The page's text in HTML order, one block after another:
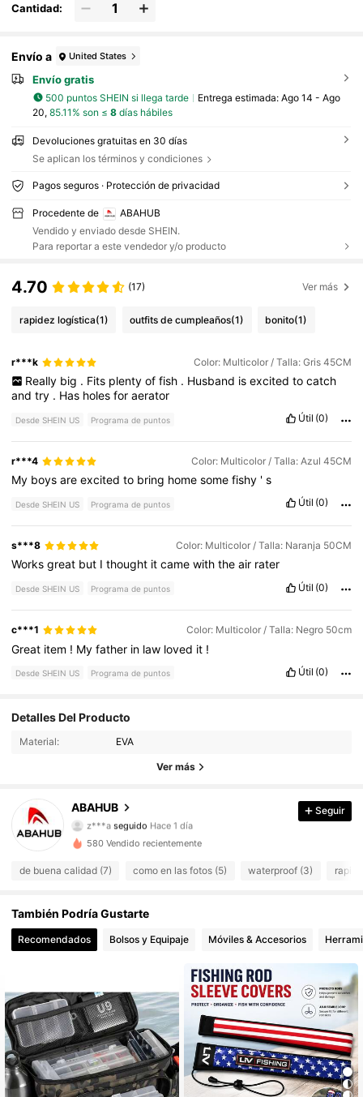
Cantidad:
Envío a United States
Envío gratis
500 puntos SHEIN si llega tarde Entrega estimada: Ago 14 - Ago
20, 85.11% son ≤ 8días hábiles
Devoluciones gratuitas en 30 días
Se aplican los términos y condiciones
Pagos seguros · Protección de privacidad
Procedente de
ABAHUB
Vendido y enviado desde SHEIN.
Para reportar a este vendedor y/o producto
4.70 (17) Ver más
rapidez logística(1) outfits de cumpleaños(1) bonito(1)
r***k Color: Multicolor / Talla: Gris 45CM
Really big . Fits plenty of fish . Husband is excited to catch
andtry . Has holesforaerator
Desde SHEIN US Programa de puntos Útil (0)
r***4 Color: Multicolor / Talla: Azul 45CM
My boysareexcitedto bring homesomefishy 's
Desde SHEIN US Programa de puntos Útil (0)
s***8 Color: Multicolor / Talla: Naranja 50CM
Worksgreat but Ithought itcamewiththeair rater
Desde SHEIN US Programa de puntos Útil (0)
c***1 Color: Multicolor / Talla: Negro 50cm
Great item ! Myfather in law loved it !
Desde SHEIN US Programa de puntos Útil (0)
Detalles Del Producto
Material: EVA
Ver más
ABAHUB
4.93 144 Seguidores
144 Seguidores
4.93
z***a seguido Hace 1 día
4.93
4.93 144 Seguidores
4.93 144 Seguidores
4.93
Seguir
580 Vendido recientemente
de buena calidad (7) como en las fotos (5) waterproof (3)
También Podría Gustarte
Recomendados Bolsos y Equipaje Móviles & Accesorios